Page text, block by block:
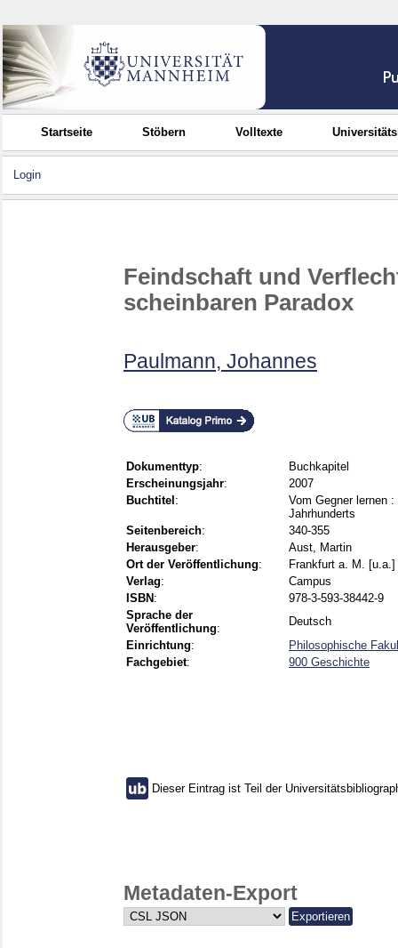
Startseite Stöbern Volltexte
Login
Feindschaft und
scheinbaren Paradox
Paulmann, Johannes
Dokumenttyp:
Buchkapitel
Erscheinungsjahr:
2007
Buchtitel :
Vom Gegner lernen
Jahrhunderts
Seitenbereich:
340-355
Herausgeber:
Aust, Martin
Ort der Veröffentlichung:
Frankfurt a. M. [u.a.]
Verlag:
Campus
ISBN :
978-3-593-38442-9
Sprache der
Veröffentlichung:
Deutsch
Einrichtung:
Philosophische
Fachgebiet: 900 Geschichte
Dieser Eintrag ist Teil der
Metadaten-Export